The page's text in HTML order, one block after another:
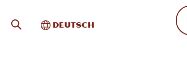
Website-Suche
Toggle International
Deutsch